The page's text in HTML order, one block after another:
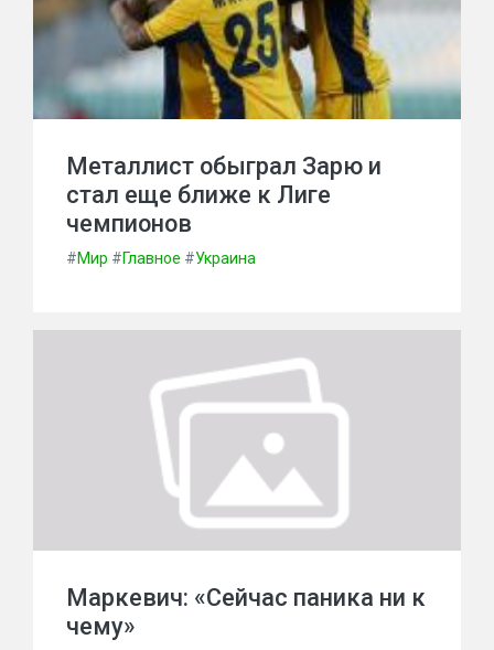
Металлист обыграл Зарю и
стал еще ближе к Лиге
чемпионов
#Мир #Главное #Украина
Маркевич: «Сейчас паника ни к
чему»